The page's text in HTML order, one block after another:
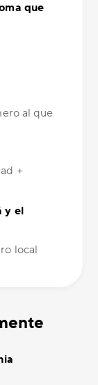
que
al que
+
y el
local